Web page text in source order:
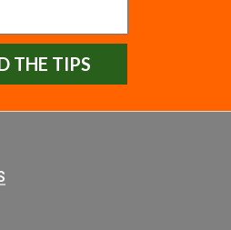
THE TIPS